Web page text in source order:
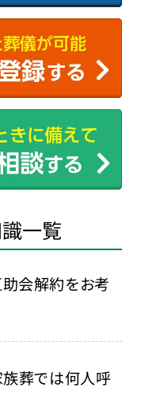
一覧
会解約をお考
族葬では何人呼